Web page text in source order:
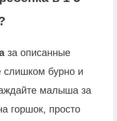
за описанные
слишком бурно и
малыша за
горшок, просто